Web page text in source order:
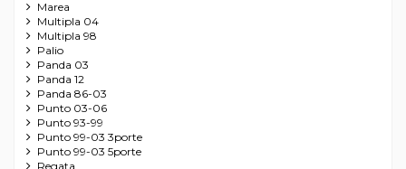
Marea
Multipla 04
Multipla 98
Palio
Panda 03
Panda 12
Panda 86-03
Punto 03-06
Punto 93-99
Punto 99-03 3porte
Punto 99-03 5porte
Regata